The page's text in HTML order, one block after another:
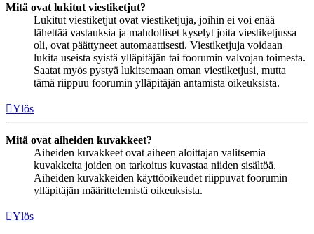
Mitä ovat lukitut viestiketjut?
Lukitut viestiketjut ovat viestiketjuja, joihin ei voi enää
lähettää vastauksia ja mahdolliset kyselyt joita viestiketjussa
oli, ovat päättyneet automaattisesti. Viestiketjuja voidaan
lukita useista syistä ylläpitäjän tai foorumin valvojan toimesta.
Saatat myös pystyä lukitsemaan oman viestiketjusi, mutta
tämä riippuu foorumin ylläpitäjän antamista oikeuksista.
Ylös
Mitä ovat aiheiden kuvakkeet?
Aiheiden kuvakkeet ovat aiheen aloittajan valitsemia
kuvakkeita joiden on tarkoitus kuvastaa niiden sisältöä.
Aiheiden kuvakkeiden käyttöoikeudet riippuvat foorumin
ylläpitäjän määrittelemistä oikeuksista.
Ylös